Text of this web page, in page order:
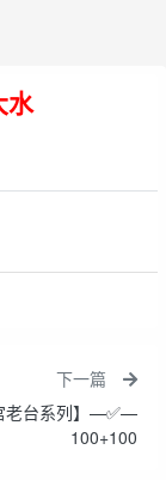
水
下一篇
老台系列】—✅—
100+100